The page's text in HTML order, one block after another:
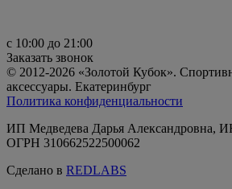
с 10:00 до 21:00
Заказать звонок
© 2012-2026 «Золотой Кубок».
аксессуары. Екатеринбург
Политика конфиденциальности
ИП Медведева Дарья Александровна,
ОГРН 310662522500062
Сделано в REDLABS